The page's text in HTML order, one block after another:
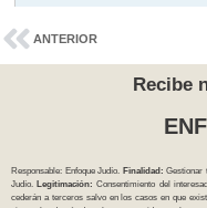
ANTERIOR
Recibe
Responsable: Enfoque Judío. Finalidad: Gestionar
Judío.
Legitimación: Consentimiento del
cederán a terceros salvo en los casos en que